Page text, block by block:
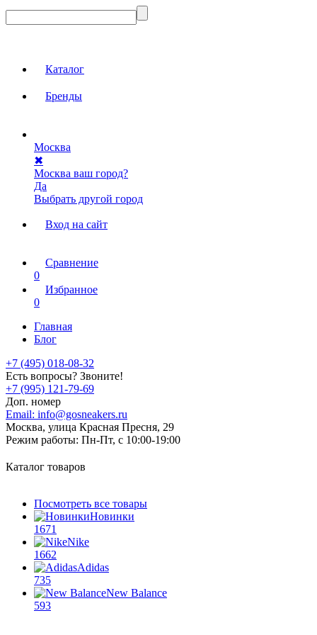
Каталог
Бренды
Москва
✖
Москва ваш город?
Да
Выбрать другой город
Вход на сайт
Сравнение
0
Избранное
0
Главная
Блог
+7 (495) 018-08-32
Есть вопросы? Звоните!
+7 (995) 121-79-69
Доп. номер
Email: info@gosneakers.ru
Москва, улица Красная Пресня, 29
Режим работы: Пн-Пт, с 10:00-19:00
Каталог товаров
Посмотреть все товары
Новинки
1671
Nike
1662
Adidas
735
New Balance
593